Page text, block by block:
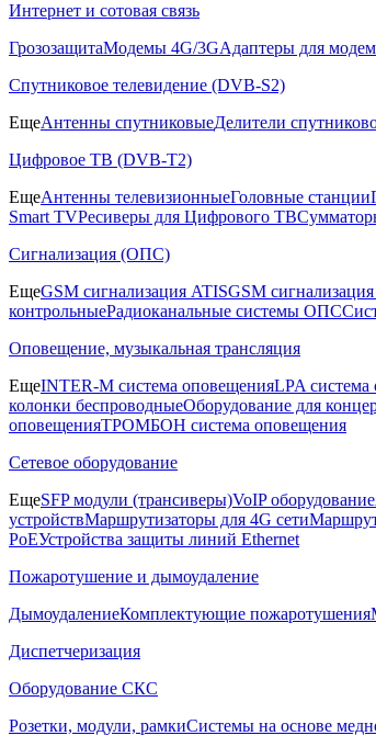
Интернет и сотовая связь
ГрозозащитаМодемы 4G/3GАдаптеры для
Спутниковое телевидение (DVB-S2)
ЕщеАнтенны спутниковыеДелители
Цифровое ТВ (DVB-T2)
ЕщеАнтенны телевизионныеГоловные станции
Smart TVРесиверы для Цифрового ТВ
Сигнализация (ОПС)
ЕщеGSM сигнализация ATISGSM
контрольныеРадиоканальные системы ОПС
Оповещение, музыкальная трансляция
ЕщеINTER-M система оповещенияLPA
колонки беспроводныеОборудование для
оповещенияТРОМБОН система оповещения
Сетевое оборудование
ЕщеSFP модули (трансиверы)VoIP оборудование
устройствМаршрутизаторы для 4G сети
PoEУстройства защиты линий Ethernet
Пожаротушение и дымоудаление
ДымоудалениеКомплектующие пожаротушения
Диспетчеризация
Оборудование СКС
Розетки, модули, рамкиСистемы на основе